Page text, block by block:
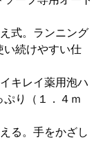
式。ランニング
い続けやすい仕
キレイ薬用泡ハ
り（１．４ｍ
る。手をかざし